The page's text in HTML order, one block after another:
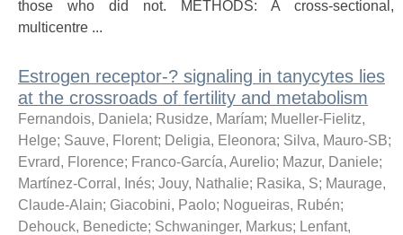
those who did not. METHODS: A cross-sectional,
multicentre ...
Estrogen receptor-? signaling in tanycytes lies
at the crossroads of fertility and metabolism
Fernandois, Daniela; Rusidze, Maríam; Mueller-Fielitz,
Helge; Sauve, Florent; Deligia, Eleonora; Silva, Mauro-SB;
Evrard, Florence; Franco-García, Aurelio; Mazur, Daniele;
Martínez-Corral, Inés; Jouy, Nathalie; Rasika, S; Maurage,
Claude-Alain; Giacobini, Paolo; Nogueiras, Rubén;
Dehouck, Benedicte; Schwaninger, Markus; Lenfant,